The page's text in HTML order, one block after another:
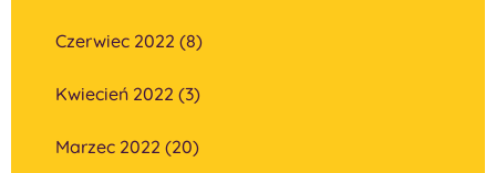
Czerwiec 2022 (8)
Kwiecień 2022 (3)
Marzec 2022 (20)